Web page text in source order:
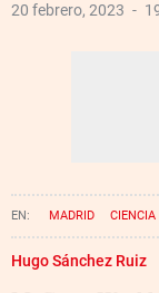
20 febrero, 2023
MADRID CIENCIA
Hugo Sánchez Ruiz